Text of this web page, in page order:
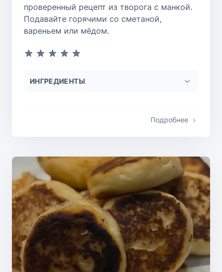
проверенный рецепт из творога с манкой.
Подавайте горячими со сметаной,
вареньем или мёдом.
ИНГРЕДИЕНТЫ
Подробнее